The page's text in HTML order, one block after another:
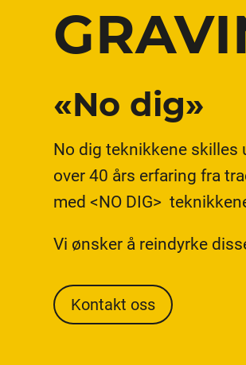
«No dig»
No dig teknikkene skilles
over 40 års erfaring fra
med <NO DIG>
Vi ønsker å reindyrke
Kontakt oss